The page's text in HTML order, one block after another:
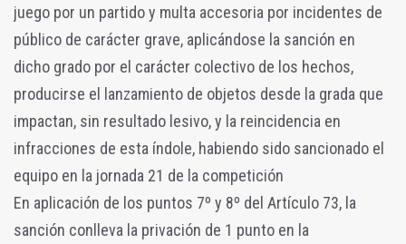
juego por un partido y multa accesoria por incidentes de
público de carácter grave, aplicándose la sanción en
dicho grado por el carácter colectivo de los hechos,
producirse el lanzamiento de objetos desde la grada que
impactan, sin resultado lesivo, y la reincidencia en
infracciones de esta índole, habiendo sido sancionado el
equipo en la jornada 21 de la competición
En aplicación de los puntos 7º y 8º del Artículo 73, la
sanción conlleva la privación de 1 punto en la